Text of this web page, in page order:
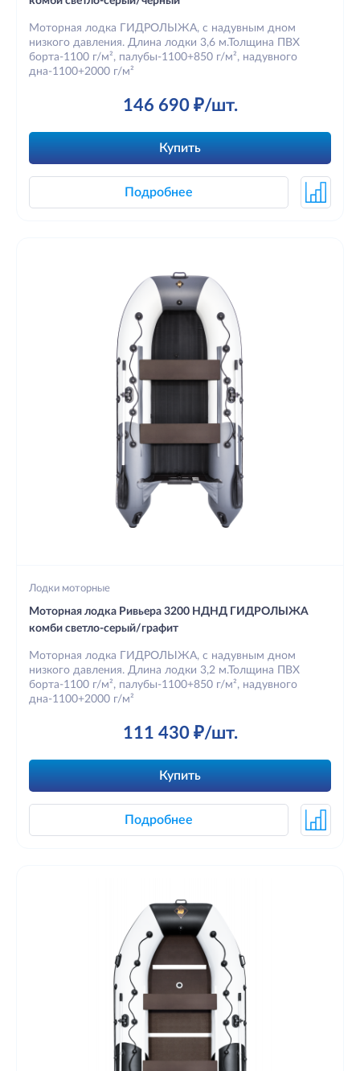
Моторная лодка ГИДРОЛЫЖА, с надувным дном
низкого давления. Длина лодки 3,6 м.Толщина ПВХ
борта-1100 г/м², палубы-1100+850 г/м², надувного
дна-1100+2000 г/м²
146 690 ₽/шт.
Купить
Подробнее
Лодки моторные
Моторная лодка Ривьера 3200 НДНД ГИДРОЛЫЖА
комби светло-серый/графит
Моторная лодка ГИДРОЛЫЖА, с надувным дном
низкого давления. Длина лодки 3,2 м.Толщина ПВХ
борта-1100 г/м², палубы-1100+850 г/м², надувного
дна-1100+2000 г/м²
111 430 ₽/шт.
Купить
Подробнее